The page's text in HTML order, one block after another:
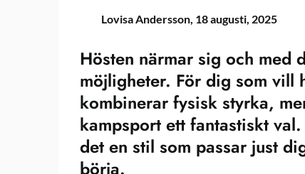
Lovisa Andersson, 18 augusti, 2025
Hösten närmar sig och med
möjligheter. För dig som vill
kombinerar fysisk styrka,
kampsport ett fantastiskt
det en stil som passar just
börja.